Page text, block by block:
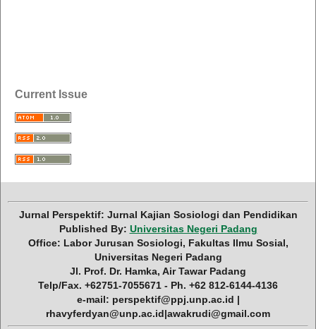
Current Issue
Jurnal Perspektif: Jurnal Kajian Sosiologi dan Pendidikan
Published By: Universitas Negeri Padang
Office: Labor Jurusan Sosiologi, Fakultas Ilmu Sosial,
Universitas Negeri Padang
Jl. Prof. Dr. Hamka, Air Tawar Padang
Telp/Fax. +62751-7055671 - Ph. +62 812-6144-4136
e-mail: perspektif@ppj.unp.ac.id |
rhavyferdyan@unp.ac.id|awakrudi@gmail.com